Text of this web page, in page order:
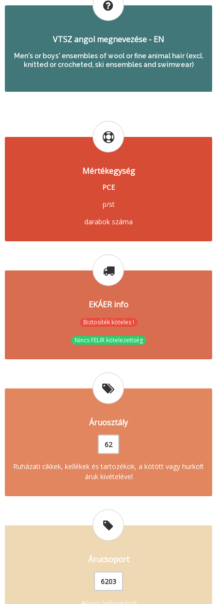
VTSZ angol megnevezése - EN
Men's or boys' ensembles of wool or fine animal hair (excl.
knitted or crocheted, ski ensembles and swimwear)
Mértékegység
PCE
p/st
darabok száma
EKÁER info
Biztosíték köteles !
Nincs FELIR kötelezettség
Áruosztály
62
Ruházati cikkek, kellékek és tartozékok, a kötött vagy hurkolt
áruk kivételével
Árucsoport
6203